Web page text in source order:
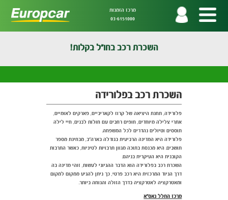
מרכז הזמנות
03-6151000
השכרת רכב בחו"ל בקלות!
השכרת רכב בפלורידה
פלורידה, תחנת היציאה של קרוז לקאריביים, פארקים לאומיים,
אתרי צלילה מיוחדים, חופים רחבים עם חולות לבנים, חיי לילה
תוססים וטיולים נהדרים לכל המשפחה.
פלורידה היא המדינה הרביעית בגודלה בארה"ב, מבחינת מספר
תושבים. היא מכנסת בתוכה מגוון תרבויות לטיניות, כאשר התרבות
הקובנית היא העיקרית בניהם.
השכרת רכב בפלורידה הוא הדבר ההגיוני לעשות, זוהי מדינה בה
דרך הניוד המרכזית היא רכב פרטי, כך ניתן להגיע ממקום למקום
ומאטרקציה לאטרקציה בדרך הזולה והנוחה ביותר.
מרכז החלל נאס"א